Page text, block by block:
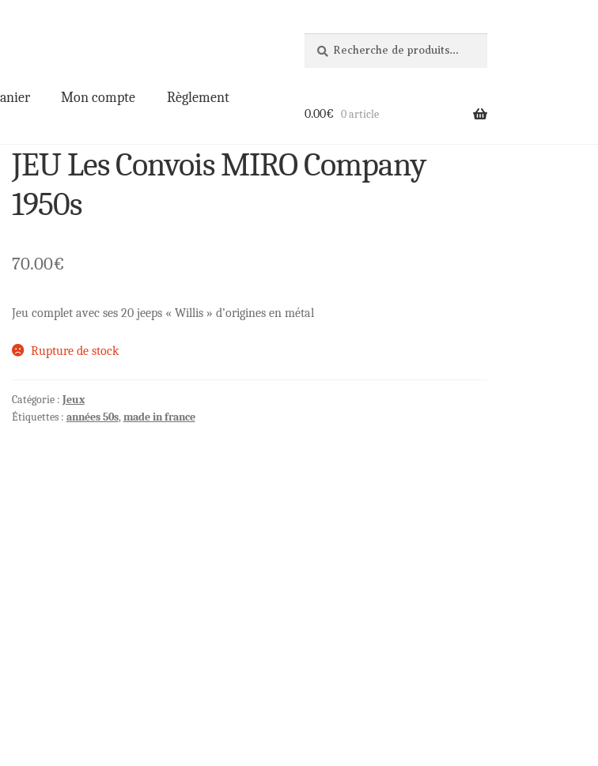
pour :
Mon compte Règlement
0.00€ 0 article
JEU Les Convois MIRO Company
1950s
70.00€
Jeu complet avec ses 20 jeeps « Willis » d’origines en métal
Rupture de stock
Catégorie : Jeux
Étiquettes : années 50s,made in france